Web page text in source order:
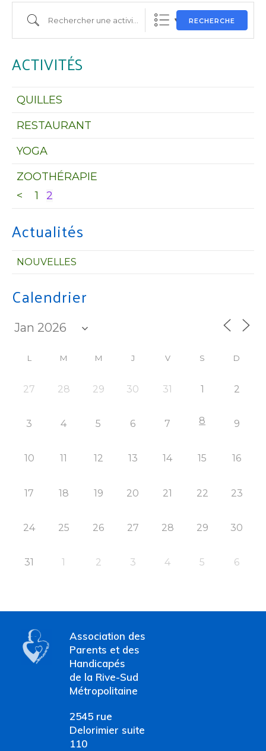
Rechercher une activité RECHERCHE
ACTIVITÉS
QUILLES
RESTAURANT
YOGA
ZOOTHÉRAPIE
<
1 2
Actualités
NOUVELLES
Calendrier
L M M J V S D
27 28 29 30 31 1 2
3 4 5 6 7 8 9
10 11 12 13 14 15 16
17 18 19 20 21 22 23
24 25 26 27 28 29 30
31 1 2 3 4 5 6
Association des
Parents et des
Handicapés
de la Rive-Sud
Métropolitaine
2545 rue
Delorimier suite
110